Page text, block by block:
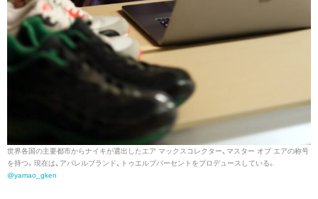
世界各国の主要都市からナイキが選出したエア マックスコレクター、マスター オブ エアの称号
を持つ。現在は、アパレルブランド、トゥエルブパーセントをプロデュースしている。
@yamao_gken